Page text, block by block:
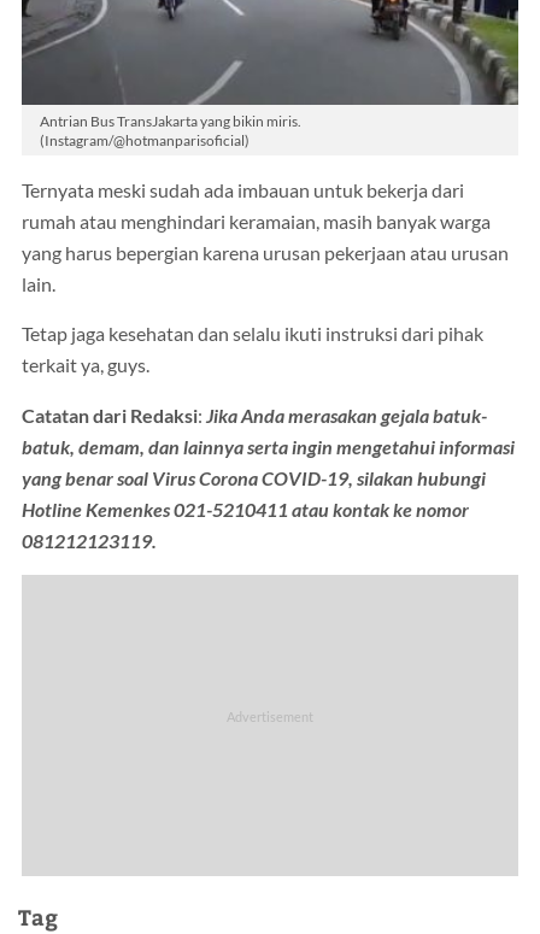
Antrian Bus TransJakarta yang bikin miris.
(Instagram/@hotmanparisoficial)
Ternyata meski sudah ada imbauan untuk bekerja dari
rumah atau menghindari keramaian, masih banyak warga
yang harus bepergian karena urusan pekerjaan atau urusan
lain.
Tetap jaga kesehatan dan selalu ikuti instruksi dari pihak
terkait ya, guys.
Catatan dari Redaksi: Jika Anda merasakan gejala batuk-
batuk, demam, dan lainnya serta ingin mengetahui informasi
yang benar soal Virus Corona COVID-19, silakan hubungi
Hotline Kemenkes 021-5210411 atau kontak ke nomor
081212123119.
Tag